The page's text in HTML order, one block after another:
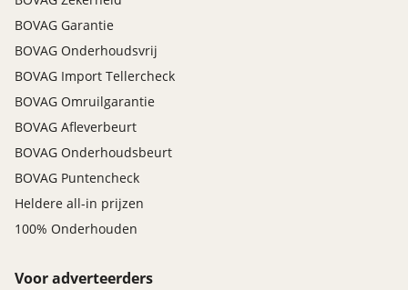
BOVAG Garantie
BOVAG Onderhoudsvrij
BOVAG Import Tellercheck
BOVAG Omruilgarantie
BOVAG Afleverbeurt
BOVAG Onderhoudsbeurt
BOVAG Puntencheck
Heldere all-in prijzen
100% Onderhouden
Voor adverteerders